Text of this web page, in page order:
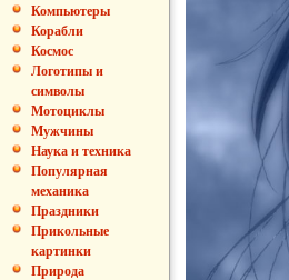
Компьютеры
Корабли
Космос
Логотипы и
символы
Мотоциклы
Мужчины
Наука и техника
Популярная
механика
Праздники
Прикольные
картинки
Природа